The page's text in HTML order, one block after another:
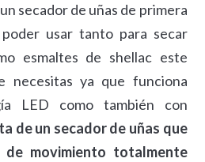
secador de uñas de primera
usar tanto para secar
esmaltes de shellac este
necesitas ya que funciona
LED como también con
de un secador de uñas que
de movimiento totalmente